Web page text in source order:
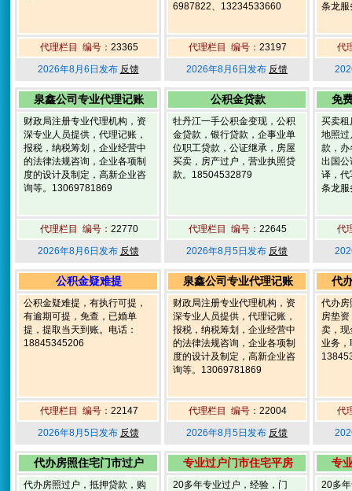
代理栏目 编号： 23365
2026年8月6日发布 反馈
6987822、13234533660
代理栏目 编号： 23197
2026年8月6日发布 反馈
条龙
代
泉鑫公司专业代理记账
财政局注册专业代理机构，资
深专业人员提供，代理记账，
报税，纳税筹划，企业经营中
的法律法规咨询，企业各项制
度的设计及制定，高新企业咨
询等。13069781869
代理栏目 编号： 22770
2026年8月6日发布 反馈
公积金贷款
牡丹江一手公积金变现，公积
金贷款，银行贷款，企事业单
位职工贷款，公证继承，房屋
买卖，房产过户，营业执照贷
款。18504532879
代理栏目 编号： 22645
2026年8月5日发布 反馈
免
买卖租
地照过
款，办
出国公
译，代
条龙
代
公积金疑难提
公积金疑难提，有执行可提，
有逾期可提，免查，已婚单
提，提取当天到账。电话：
18845345206
代理栏目 编号： 22147
2026年8月5日发布 反馈
泉鑫公司专业代理记账
财政局注册专业代理机构，资
深专业人员提供，代理记账，
报税，纳税筹划，企业经营中
的法律法规咨询，企业各项制
度的设计及制定，高新企业咨
询等。13069781869
代理栏目 编号： 22004
2026年8月5日发布 反馈
代
代办房
房垫
卖，现
业务，
代
代办房照住宅门市过户
代办房照过户，抵押贷款，购
专业过户门市住宅平房
20多年专业过户，经验，门
专
20多